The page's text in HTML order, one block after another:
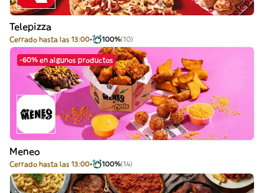
Telepizza
Cerrado hasta las 13:00 100%(10)
-60% en algunos productos
Meneo
Cerrado hasta las 13:00 100%(14)